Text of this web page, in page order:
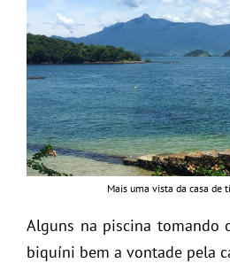
Mais uma vista da casa de
Alguns na piscina tomando
biquíni bem a vontade pela